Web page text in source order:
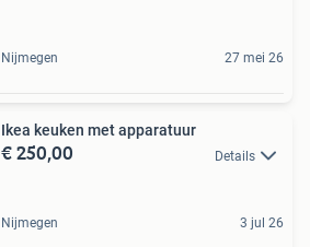
Nijmegen 27 mei 26
Ikea keuken met apparatuur
€ 250,00 Details
Nijmegen 3 jul 26